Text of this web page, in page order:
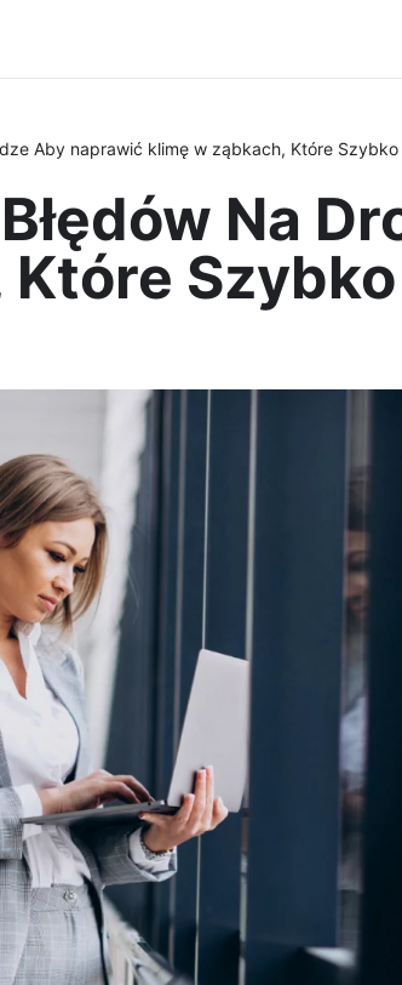
Aby naprawić klimę w ząbkach, Które
Na